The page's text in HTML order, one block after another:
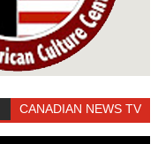
CANADIAN NEWS TV